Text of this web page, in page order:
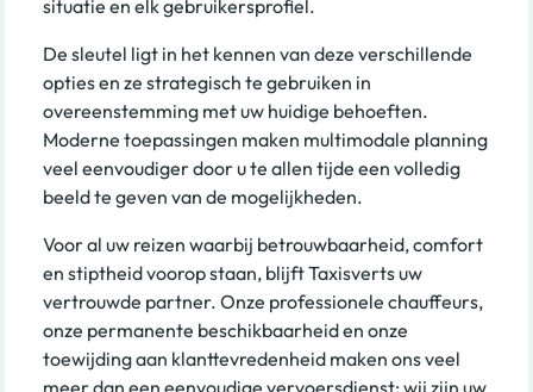
situatie en elk gebruikersprofiel.
De sleutel ligt in het kennen van deze verschillende
opties en ze strategisch te gebruiken in
overeenstemming met uw huidige behoeften.
Moderne toepassingen maken multimodale planning
veel eenvoudiger door u te allen tijde een volledig
beeld te geven van de mogelijkheden.
Voor al uw reizen waarbij betrouwbaarheid, comfort
en stiptheid voorop staan, blijft Taxisverts uw
vertrouwde partner. Onze professionele chauffeurs,
onze permanente beschikbaarheid en onze
toewijding aan klanttevredenheid maken ons veel